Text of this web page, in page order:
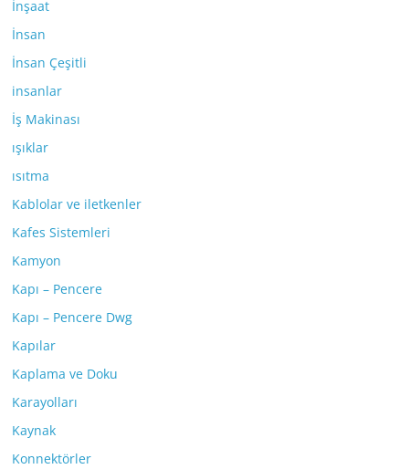
İnşaat
İnsan
İnsan Çeşitli
insanlar
İş Makinası
ışıklar
ısıtma
Kablolar ve iletkenler
Kafes Sistemleri
Kamyon
Kapı – Pencere
Kapı – Pencere Dwg
Kapılar
Kaplama ve Doku
Karayolları
Kaynak
Konnektörler